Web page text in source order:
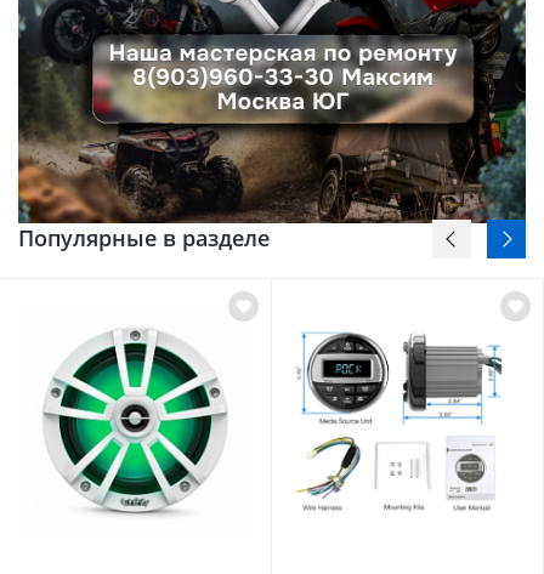
Популярные в разделе